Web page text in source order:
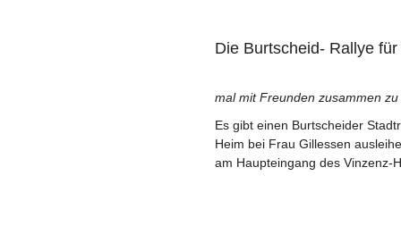
Die Burtscheid- Rallye für
mal mit Freunden zusammen
Es gibt einen Burtscheider
Heim bei Frau Gillessen
am Haupteingang des Vinzenz-